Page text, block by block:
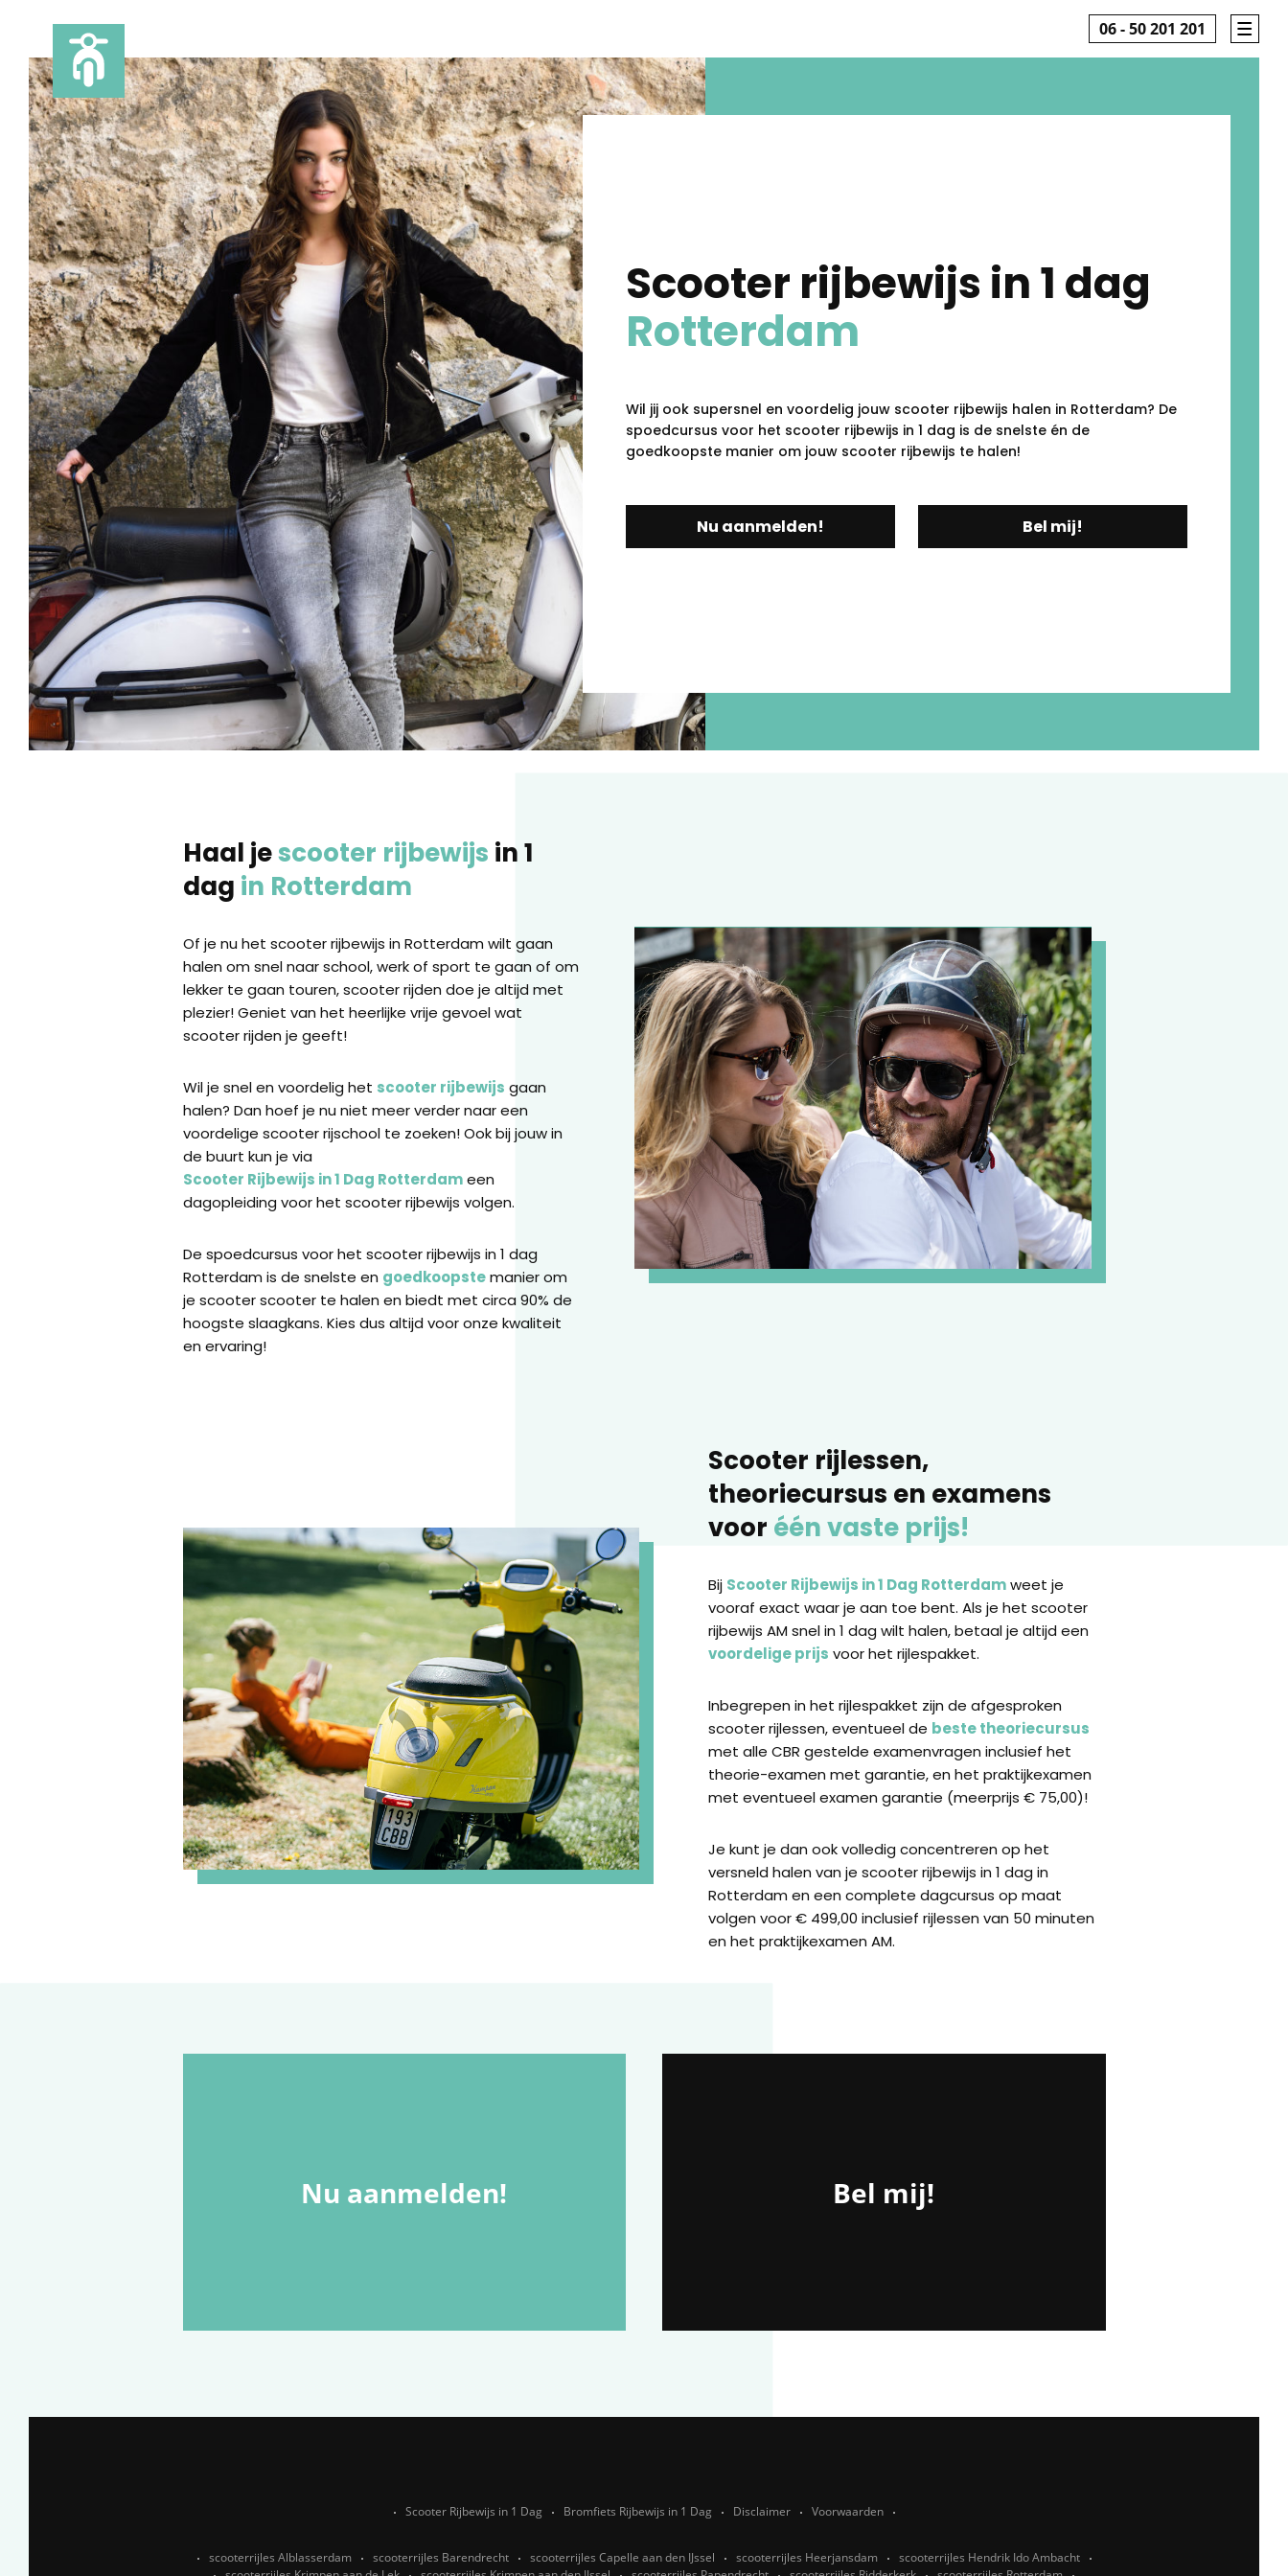
06 - 50 201 201
Scooter rijbewijs in 1 dag
Rotterdam
Wil jij ook supersnel en voordelig jouw scooter rijbewijs halen in Rotterdam? De
spoedcursus voor het scooter rijbewijs in 1 dag is de snelste én de
goedkoopste manier om jouw scooter rijbewijs te halen!
Nu aanmelden! Bel mij!
Haal jescooter rijbewijs in 1
dag in Rotterdam
Of je nu het scooter rijbewijs in Rotterdam wilt gaan
halen om snel naar school, werk of sport te gaan of om
lekker te gaan touren, scooter rijden doe je altijd met
plezier! Geniet van het heerlijke vrije gevoel wat
scooter rijden je geeft!
Wil je snel en voordelig het scooter rijbewijs gaan
halen? Dan hoef je nu niet meer verder naar een
voordelige scooter rijschool te zoeken! Ook bij jouw in
de buurt kun je via
Scooter Rijbewijs in 1 Dag Rotterdameen
dagopleiding voor het scooter rijbewijs volgen.
De spoedcursus voor het scooter rijbewijs in 1 dag
Rotterdam is de snelste en goedkoopstemanier om
je scooter scooter te halen en biedt met circa 90% de
hoogste slaagkans. Kies dus altijd voor onze kwaliteit
en ervaring!
Scooter rijlessen,
theoriecursus en examens
voor één vaste prijs!
Bij Scooter Rijbewijs in 1 Dag Rotterdamweet je
vooraf exact waar je aan toe bent. Als je het scooter
rijbewijs AM snel in 1 dag wilt halen, betaal je altijd een
voordelige prijs voor het rijlespakket.
Inbegrepen in het rijlespakket zijn de afgesproken
scooter rijlessen, eventueel de beste theoriecursus
met alle CBR gestelde examenvragen inclusief het
theorie-examen met garantie, en het praktijkexamen
met eventueel examen garantie (meerprijs € 75,00)!
Je kunt je dan ook volledig concentreren op het
versneld halen van je scooter rijbewijs in 1 dag in
Rotterdam en een complete dagcursus op maat
volgen voor € 499,00 inclusief rijlessen van 50 minuten
en het praktijkexamen AM.
Nu aanmelden! Bel mij!
Scooter Rijbewijs in 1 Dag Bromfiets Rijbewijs in 1 Dag Disclaimer Voorwaarden
scooterrijles Alblasserdam scooterrijles Barendrecht scooterrijles Capelle aan den IJssel scooterrijles Heerjansdam
scooterrijles Hendrik Ido Ambacht